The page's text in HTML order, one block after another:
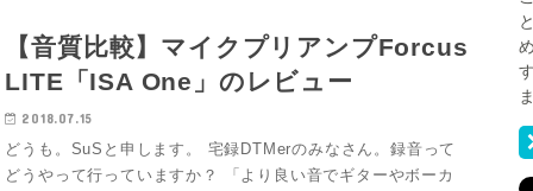
【音質比較】マイクプリアンプForcus
LITE「ISA One」のレビュー
2018.07.15
どうも。SuSと申します。 宅録DTMerのみなさん。録音って
どうやって行っていますか？ 「より良い音でギターやボーカ